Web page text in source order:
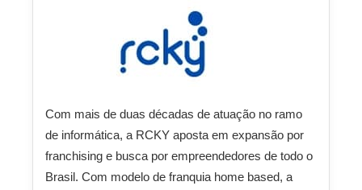
Com mais de duas décadas de atuação no ramo
de informática, a RCKY aposta em expansão por
franchising e busca por empreendedores de todo o
Brasil. Com modelo de franquia home based, a